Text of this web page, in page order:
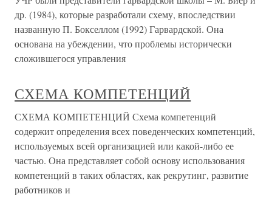
др. (1984), которые разработали схему, впоследствии
названную П. Бокселлом (1992) Гарвардской. Она
основана на убеждении, что проблемы исторически
сложившегося управления
СХЕМА КОМПЕТЕНЦИЙ
СХЕМА КОМПЕТЕНЦИЙ Схема компетенций
содержит определения всех поведенческих компетенций,
используемых всей организацией или какой-либо ее
частью. Она представляет собой основу использования
компетенций в таких областях, как рекрутинг, развитие
работников и